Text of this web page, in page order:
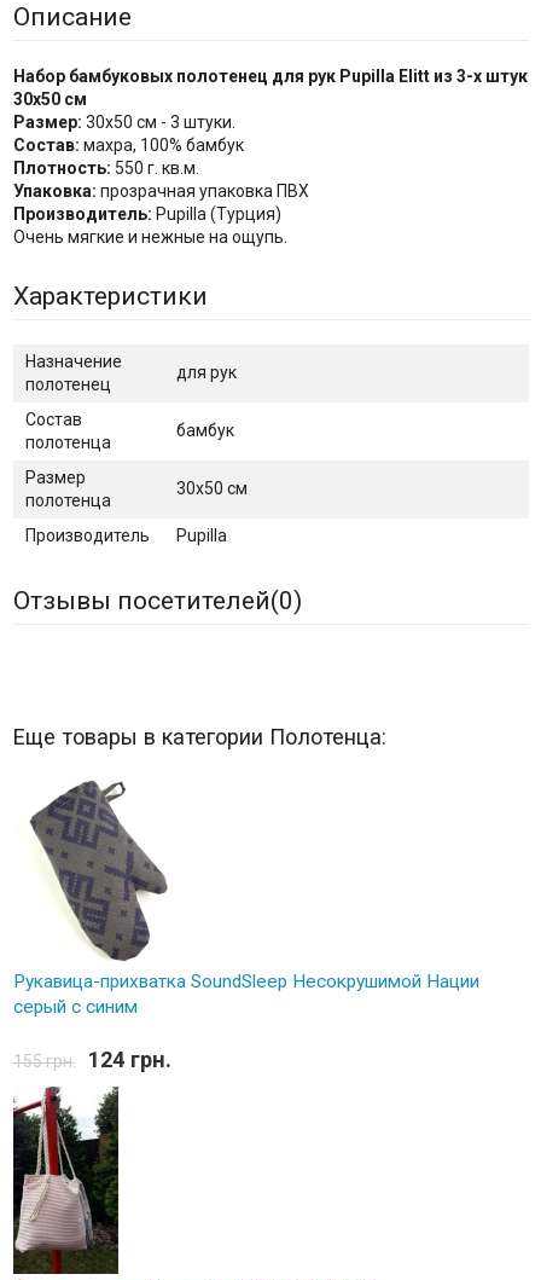
Описание
Набор бамбуковых полотенец для рук Pupilla Elitt из 3-х штук
30х50 см
Размер: 30х50 см - 3 штуки.
Состав: махра, 100% бамбук
Плотность: 550 г. кв.м.
Упаковка: прозрачная упаковка ПВХ
Производитель: Pupilla (Турция)
Очень мягкие и нежные на ощупь.
Характеристики
Назначение
полотенец
для рук
Состав
полотенца
бамбук
Размер
полотенца
30х50 см
Производитель Pupilla
Отзывы посетителей(0)
Еще товары в категории Полотенца:
Рукавица-прихватка SoundSleep Несокрушимой Нации
серый с синим
155 грн. 124 грн.